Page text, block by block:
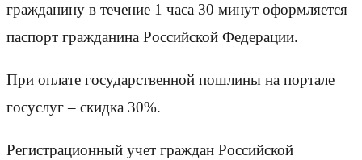
гражданину в течение 1 часа 30 минут оформляется
паспорт гражданина Российской Федерации.
При оплате государственной пошлины на портале
госуслуг – скидка 30%.
Регистрационный учет граждан Российской